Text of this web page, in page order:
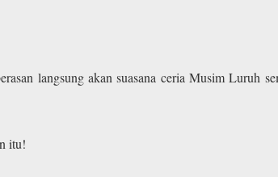
langsung akan suasana ceria Musim Luruh
itu!